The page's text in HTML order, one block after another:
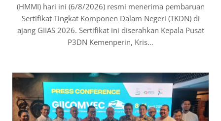
(HMMI) hari ini (6/8/2026) resmi menerima pembaruan
Sertifikat Tingkat Komponen Dalam Negeri (TKDN) di
ajang GIIAS 2026. Sertifikat ini diserahkan Kepala Pusat
P3DN Kemenperin, Kris…